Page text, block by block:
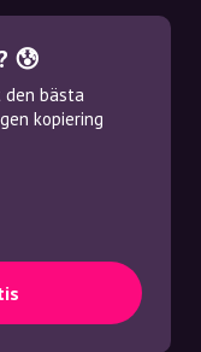
😰
den bästa
kopiering